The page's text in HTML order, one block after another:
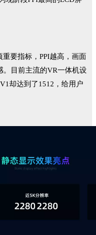
要指标，PPI越高，画面
。目前主流的VR一体机设
却达到了1512，给用户